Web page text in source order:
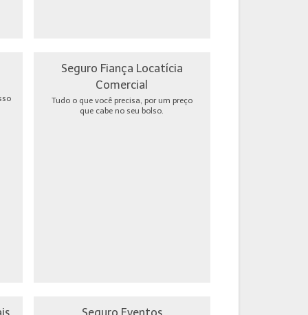
Seguro Fiança Locatícia
Comercial
Tudo o que você precisa, por um preço
que cabe no seu bolso.
Seguro Eventos